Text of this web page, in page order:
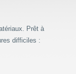
Prêt à
difficiles :